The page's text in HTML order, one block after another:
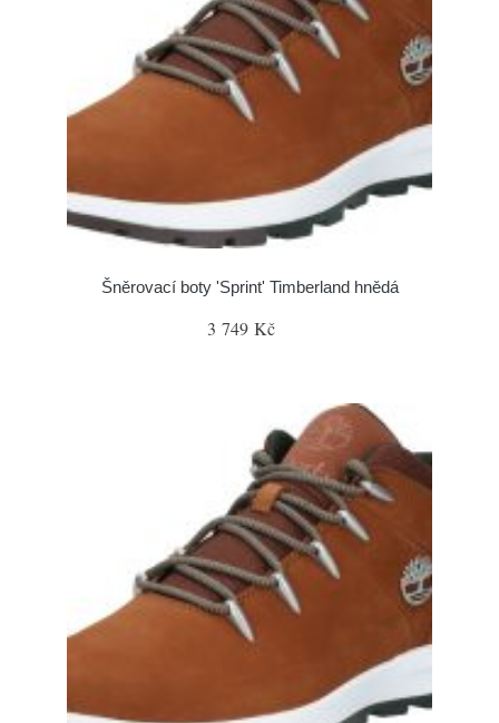
Šněrovací boty 'Sprint' Timberland hnědá
3 749 Kč